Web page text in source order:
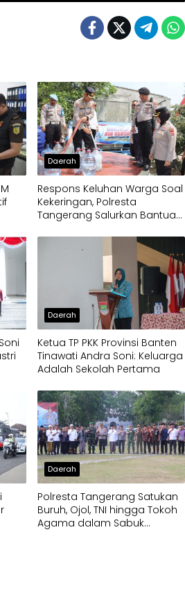
Daerah
Respons Keluhan Warga Soal
Kekeringan, Polresta
Tangerang Salurkan Bantuan
Daerah
Ketua TP PKK Provinsi Banten
Tinawati Andra Soni: Keluarga
Adalah Sekolah Pertama
Daerah
Polresta Tangerang Satukan
Buruh, Ojol, TNI hingga Tokoh
Agama dalam Sabuk